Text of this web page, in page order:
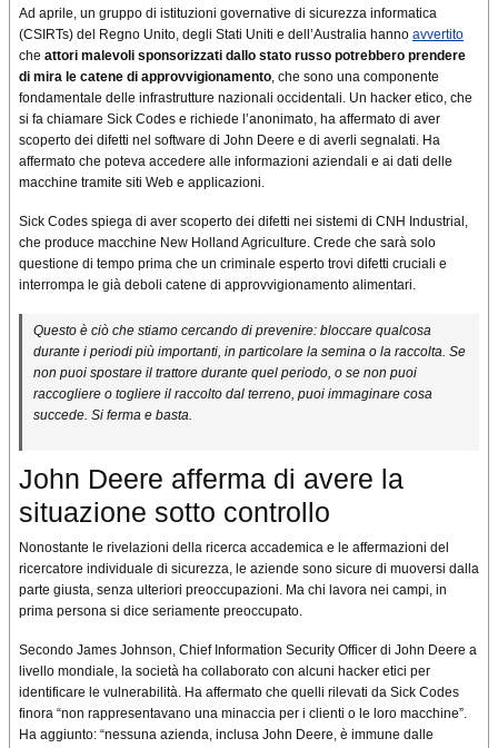
Ad aprile, un gruppo di istituzioni governative di sicurezza informatica
(CSIRTs) del Regno Unito, degli Stati Uniti e dell’Australia hanno avvertito
che attori malevoli sponsorizzati dallo stato russo potrebbero prendere
di mira le catene di approvvigionamento, che sono una componente
fondamentale delle infrastrutture nazionali occidentali. Un hacker etico, che
si fa chiamare Sick Codes e richiede l’anonimato, ha affermato di aver
scoperto dei difetti nel software di John Deere e di averli segnalati. Ha
affermato che poteva accedere alle informazioni aziendali e ai dati delle
macchine tramite siti Web e applicazioni.
Sick Codes spiega di aver scoperto dei difetti nei sistemi di CNH Industrial,
che produce macchine New Holland Agriculture. Crede che sarà solo
questione di tempo prima che un criminale esperto trovi difetti cruciali e
interrompa le già deboli catene di approvvigionamento alimentari.
Questo è ciò che stiamo cercando di prevenire: bloccare qualcosa
durante i periodi più importanti, in particolare la semina o la raccolta. Se
non puoi spostare il trattore durante quel periodo, o se non puoi
raccogliere o togliere il raccolto dal terreno, puoi immaginare cosa
succede. Si ferma e basta.
John Deere afferma di avere la
situazione sotto controllo
Nonostante le rivelazioni della ricerca accademica e le affermazioni del
ricercatore individuale di sicurezza, le aziende sono sicure di muoversi dalla
parte giusta, senza ulteriori preoccupazioni. Ma chi lavora nei campi, in
prima persona si dice seriamente preoccupato.
Secondo James Johnson, Chief Information Security Officer di John Deere a
livello mondiale, la società ha collaborato con alcuni hacker etici per
identificare le vulnerabilità. Ha affermato che quelli rilevati da Sick Codes
finora “non rappresentavano una minaccia per i clienti o le loro macchine”.
Ha aggiunto: “nessuna azienda, inclusa John Deere, è immune dalle